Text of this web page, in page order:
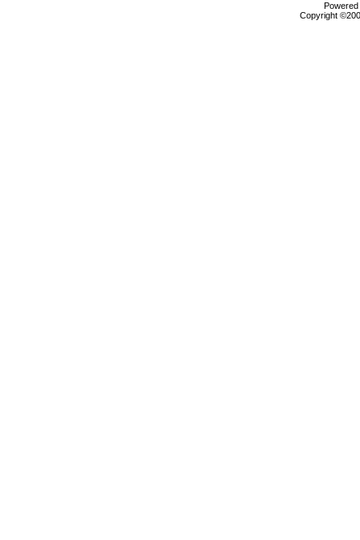
Copyright